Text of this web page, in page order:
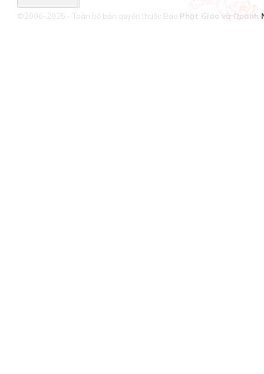
©2006-2025 - Toàn bộ bản quyền thuộc Báo Phật Giáo và Doanh